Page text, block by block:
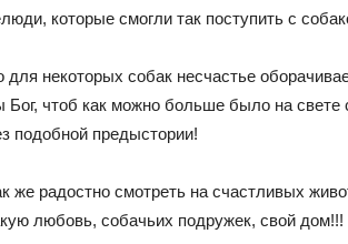
которые смогли так поступить с
для некоторых собак несчастье
Бог, чтоб как можно больше было на свете
подобной предыстории!
же радостно смотреть на счастливых
любовь, собачьих подружек, свой дом!!!